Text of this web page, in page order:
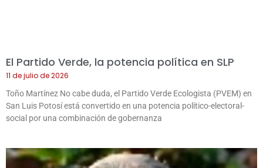
El Partido Verde, la potencia política en SLP
11 de julio de 2026
Toño Martínez No cabe duda, el Partido Verde Ecologista (PVEM) en
San Luis Potosí está convertido en una potencia político-electoral-
social por una combinación de gobernanza